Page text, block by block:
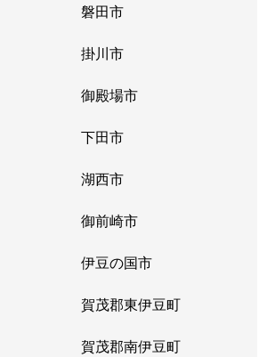
磐田市
掛川市
御殿場市
下田市
湖西市
御前崎市
伊豆の国市
賀茂郡東伊豆町
賀茂郡南伊豆町